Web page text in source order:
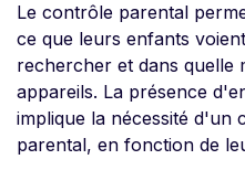
Le contrôle parental
ce que leurs enfants
rechercher et dans quelle
appareils. La présence
implique la nécessité d'un
parental, en fonction de